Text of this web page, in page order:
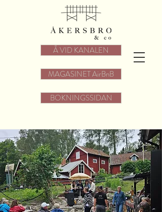
Å VID KANALEN
MAGASINET AirBnB
BOKNINGSSIDAN